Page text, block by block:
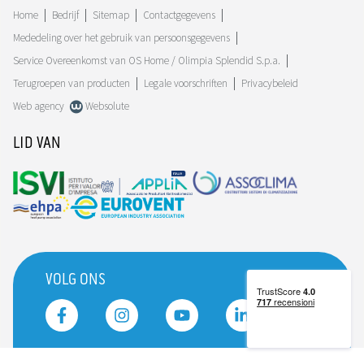
Home
Bedrijf Sitemap
Contactgegevens
Mededeling over het gebruik van persoonsgegevens
Service Overeenkomst van OS Home / Olimpia Splendid S.p.a.
Terugroepen van producten
Legale voorschriften
Privacybeleid
Web agency
Websolute
LID VAN
VOLG ONS